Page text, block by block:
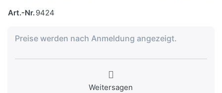
Art.-Nr.9424
Preise werden nach Anmeldung angezeigt.
Weitersagen